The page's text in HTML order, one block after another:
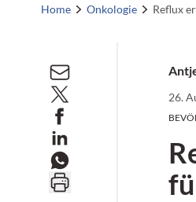
Home Onkologie Reflux
26.